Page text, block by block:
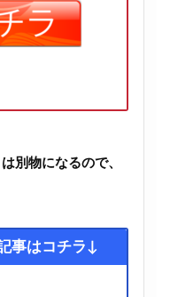
別物になるので、
事はコチラ↓